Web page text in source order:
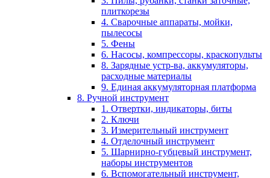
плиткорезы
4. Сварочные аппараты, мойки,
пылесосы
5. Фены
6. Насосы, компрессоры, краскопульты
8. Зарядные устр-ва, аккумуляторы,
расходные материалы
9. Единая аккумуляторная платформа
8. Ручной инструмент
1. Отвертки, индикаторы, биты
2. Ключи
3. Измерительный инструмент
4. Отделочный инструмент
5. Шарнирно-губцевый инструмент,
наборы инструментов
6. Вспомогательный инструмент,